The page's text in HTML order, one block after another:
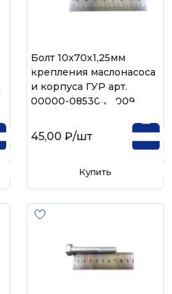
Болт 10х70х1,25мм
крепления маслонасоса
и корпуса ГУР арт.
00000-0853041-009
45,00 ₽/шт
Купить